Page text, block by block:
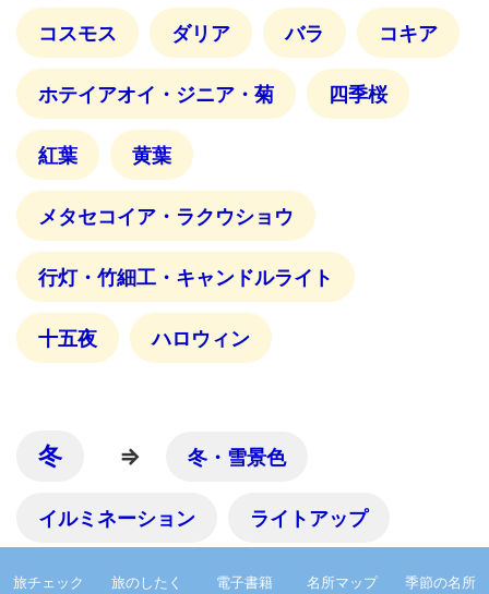
コスモス ダリア バラ コキア
ホテイアオイ・ジニア・菊 四季桜
紅葉 黄葉
メタセコイア・ラクウショウ
行灯・竹細工・キャンドルライト
十五夜 ハロウィン
冬 ⇒ 冬・雪景色
イルミネーション ライトアップ
クリスマス
旅チェック 旅のしたく 電子書籍 名所マップ 季節の名所